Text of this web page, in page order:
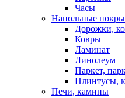
Часы
Напольные
Дорожки,
Ковры
Ламинат
Линолеум
Паркет,
Плинтусы,
Печи, камины